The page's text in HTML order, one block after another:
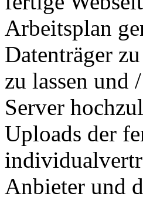
Arbeitsplan
Datenträger
zu lassen und
Server
Uploads der
Anbieter und